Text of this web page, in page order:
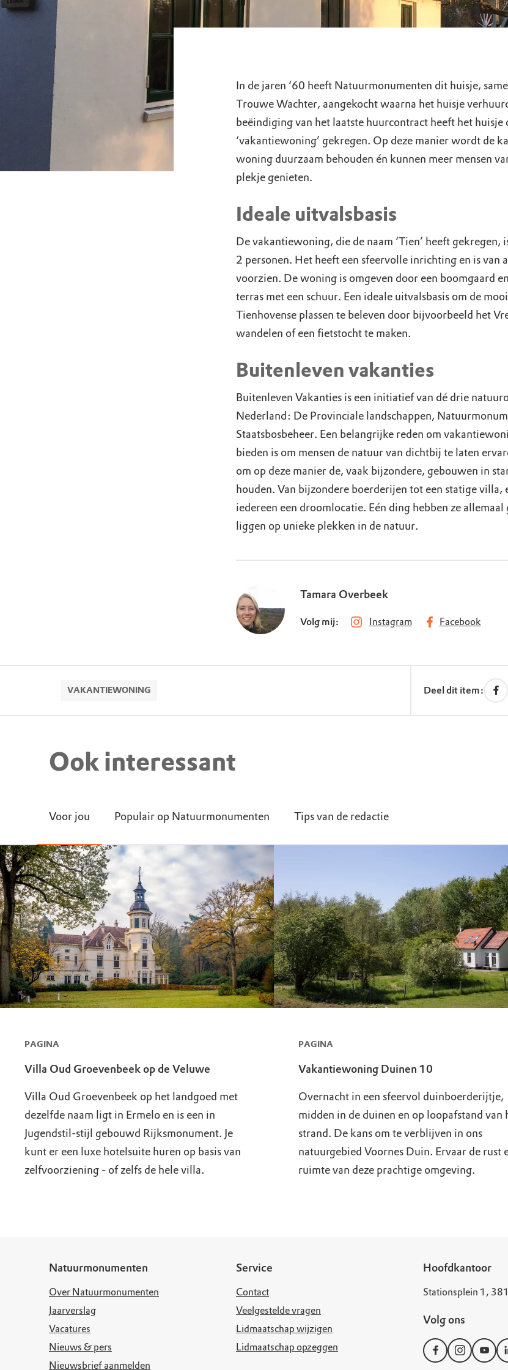
In de jaren ‘60 heeft Natuurmonumenten dit huisje,
Trouwe Wachter, aangekocht waarna het huisje
beëindiging van het laatste huurcontract heeft het huisje
‘vakantiewoning’ gekregen. Op deze manier wordt de
woning duurzaam behouden én kunnen meer mensen
plekje genieten.
Ideale uitvalsbasis
De vakantiewoning, die de naam ‘Tien’ heeft gekregen,
2 personen. Het heeft een sfeervolle inrichting en is van
voorzien. De woning is omgeven door een boomgaard
terras met een schuur. Een ideale uitvalsbasis om de
Tienhovense plassen te beleven door bijvoorbeeld het
wandelen of een fietstocht te maken.
Buitenleven vakanties
Buitenleven Vakanties is een initiatief van dé drie
Nederland: De Provinciale landschappen,
Staatsbosbeheer. Een belangrijke reden om
bieden is om mensen de natuur van dichtbij te laten
om op deze manier de, vaak bijzondere, gebouwen in
houden. Van bijzondere boerderijen tot een statige villa,
iedereen een droomlocatie. Eén ding hebben ze allemaal
liggen op unieke plekken in de natuur.
Tamara Overbeek
Volg mij: Instagram Facebook
VAKANTIEWONING Deel dit item:
Ook interessant
Voor jou Populair op Natuurmonumenten Tips van de redactie
PAGINA
Villa Oud Groevenbeek op de Veluwe
Villa Oud Groevenbeek op het landgoed met
dezelfde naam ligt in Ermelo en is een in
Jugendstil-stijl gebouwd Rijksmonument. Je
kunt er een luxe hotelsuite huren op basis van
zelfvoorziening - of zelfs de hele villa.
PAGINA
Vakantiewoning Duinen 10
Overnacht in een sfeervol duinboerderijtje,
midden in de duinen en op loopafstand van
strand. De kans om te verblijven in ons
natuurgebied Voornes Duin. Ervaar de rust
ruimte van deze prachtige omgeving.
Natuurmonumenten
Over Natuurmonumenten
Jaarverslag
Vacatures
Nieuws & pers
Nieuwsbrief aanmelden
Service
Contact
Veelgestelde vragen
Lidmaatschap wijzigen
Lidmaatschap opzeggen
Hoofdkantoor
Stationsplein 1,
Volg ons